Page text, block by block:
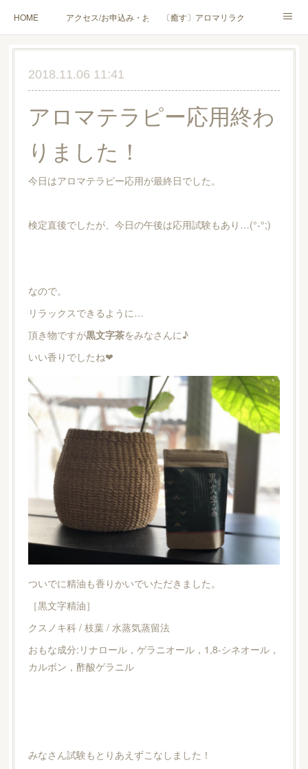
HOME アクセス/お申込み・お問合せ〔癒す〕アロマリラクゼーション
〔学ぶ〕AEAJ資格対応コース〔学ぶ〕トリートメント実技講座／介護アロマ講座
ハンモックよもぎ蒸し® HAMMOCK SAUNA® アカデミー厚木校
ハンモックタイ古式協会® 厚木校出張講座(個人／企業・団体)
Instagram コラム YouTube［アロマ・ハーブクラフト］
2018.11.06 11:41
アロマテラピー応用終わ
りました！
今日はアロマテラピー応用が最終日でした。
検定直後でしたが、今日の午後は応用試験もあり…(°-°;)
なので。
リラックスできるように…
頂き物ですが黒文字茶をみなさんに♪
いい香りでしたね❤︎
ついでに精油も香りかいでいただきました。
［黒文字精油］
クスノキ科 / 枝葉 / 水蒸気蒸留法
おもな成分:リナロール，ゲラニオール，1,8-シネオール，
カルボン，酢酸ゲラニル
みなさん試験もとりあえずこなしました！